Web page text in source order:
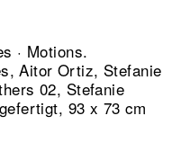
· Motions.
Aitor Ortiz, Stefanie
02, Stefanie
93 x 73 cm